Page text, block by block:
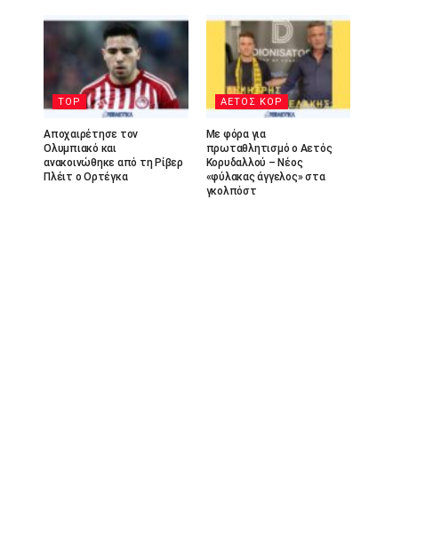
TOP
Αποχαιρέτησε τον
Ολυμπιακό και
ανακοινώθηκε από τη Ρίβερ
Πλέιτ ο Ορτέγκα
ΑΕΤΟΣ ΚΟΡ
Με φόρα για
πρωταθλητισμό ο Αετός
Κορυδαλλού – Νέος
«φύλακας άγγελος» στα
γκολπόστ